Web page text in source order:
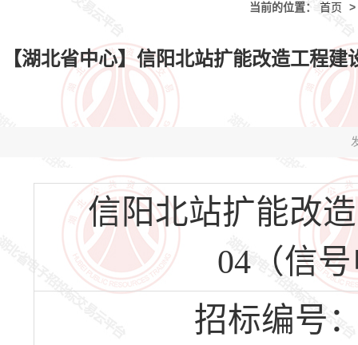
当前的位置： 首页 >
【湖北省中心】信阳北站扩能改造工程
信阳北站扩能改
04（信
招标编号